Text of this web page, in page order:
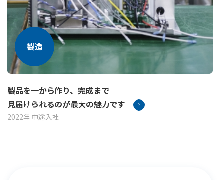
製造
製品を一から作り、完成まで
見届けられるのが最大の魅力です
2022年 中途入社